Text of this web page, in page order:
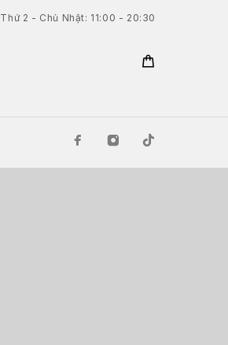
Thứ 2 - Chủ Nhật: 11:00 - 20:30